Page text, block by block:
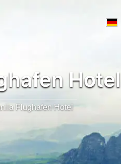
Hotel
Flughafen Hotel